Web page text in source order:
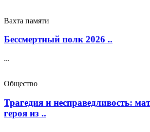
Вахта памяти
Бессмертный полк 2026 ..
...
Общество
Трагедия и несправедливость:
героя из ..